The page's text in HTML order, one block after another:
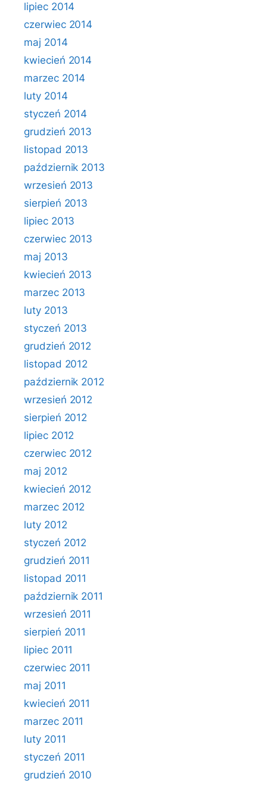
lipiec 2014
czerwiec 2014
maj 2014
kwiecień 2014
marzec 2014
luty 2014
styczeń 2014
grudzień 2013
listopad 2013
październik 2013
wrzesień 2013
sierpień 2013
lipiec 2013
czerwiec 2013
maj 2013
kwiecień 2013
marzec 2013
luty 2013
styczeń 2013
grudzień 2012
listopad 2012
październik 2012
wrzesień 2012
sierpień 2012
lipiec 2012
czerwiec 2012
maj 2012
kwiecień 2012
marzec 2012
luty 2012
styczeń 2012
grudzień 2011
listopad 2011
październik 2011
wrzesień 2011
sierpień 2011
lipiec 2011
czerwiec 2011
maj 2011
kwiecień 2011
marzec 2011
luty 2011
styczeń 2011
grudzień 2010